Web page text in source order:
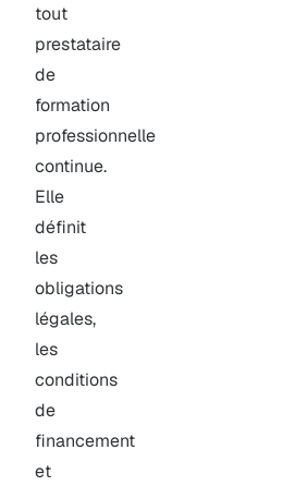
tout
prestataire
de
formation
professionnelle
continue.
Elle
définit
les
obligations
légales,
les
conditions
de
financement
et